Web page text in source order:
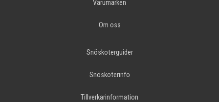
Varumärken
Om oss
Snöskoterguider
Snöskoterinfo
Tillverkarinformation